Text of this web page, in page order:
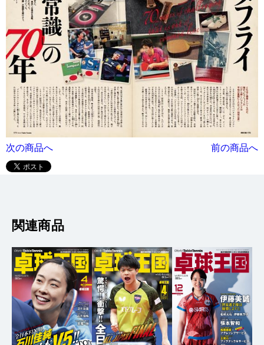
次の商品へ 前の商品へ
関連商品